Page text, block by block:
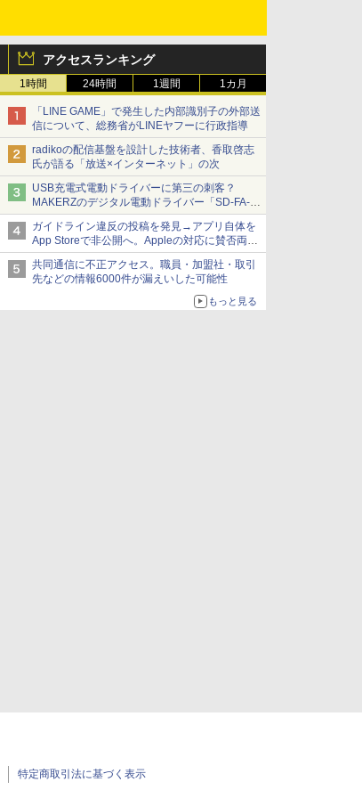
アクセスランキング
1時間 24時間 1週間 1カ月
「LINE GAME」で発生した内部識別子の外部送
信について、総務省がLINEヤフーに行政指導
radikoの配信基盤を設計した技術者、香取啓志
氏が語る「放送×インターネット」の次
USB充電式電動ドライバーに第三の刺客？
MAKERZのデジタル電動ドライバー「SD-FA-
2000L」を、ベッセル、パナソニックと比較し
てみた 【テレワークグッズ・ミニレビュー 第
165回】
ガイドライン違反の投稿を発見→アプリ自体を
App Storeで非公開へ。Appleの対応に賛否両論
【やじうまWatch】
共同通信に不正アクセス。職員・加盟社・取引
先などの情報6000件が漏えいした可能性
もっと見る
特定商取引法に基づく表示